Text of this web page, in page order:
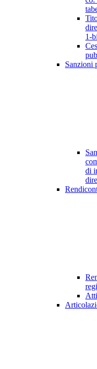
1-
Sanzioni
di